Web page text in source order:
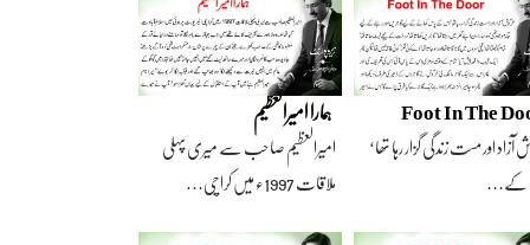
Foot In The
آزاد اور مست زندگی گزار رہا تھا‘
کے…
ہمارا امیرالعظیم
امیرالعظیم صاحب سے میری پہلی
ملاقات 1997ء میں کراچی…